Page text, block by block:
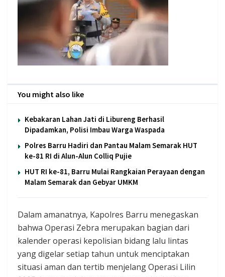
You might also like
Kebakaran Lahan Jati di Libureng Berhasil
Dipadamkan, Polisi Imbau Warga Waspada
Polres Barru Hadiri dan Pantau Malam Semarak HUT
ke-81 RI di Alun-Alun Colliq Pujie
HUT RI ke-81, Barru Mulai Rangkaian Perayaan dengan
Malam Semarak dan Gebyar UMKM
Dalam amanatnya, Kapolres Barru menegaskan
bahwa Operasi Zebra merupakan bagian dari
kalender operasi kepolisian bidang lalu lintas
yang digelar setiap tahun untuk menciptakan
situasi aman dan tertib menjelang Operasi Lilin